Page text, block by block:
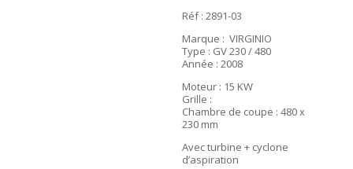
Réf : 2891-03
Marque : VIRGINIO
Type : GV 230 / 480
Année : 2008
Moteur : 15 KW
Grille :
Chambre de coupe : 480 x
230 mm
Avec turbine + cyclone
d’aspiration